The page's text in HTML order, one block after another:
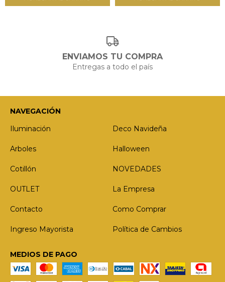
ENVIAMOS TU COMPRA
Entregas a todo el país
NAVEGACIÓN
Iluminación
Deco Navideña
Arboles Halloween
Cotillón NOVEDADES
OUTLET La Empresa
Contacto Como Comprar
Ingreso Mayorista Política de Cambios
MEDIOS DE PAGO